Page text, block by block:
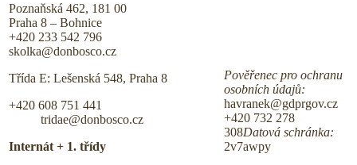
Poznaňská 462, 181 00
Praha 8 – Bohnice
+420 233 542 796
skolka@donbosco.cz
Třída E: Lešenská 548, Praha 8
+420 608 751 441
tridae@donbosco.cz
Internát + 1. třídy
Pověřenec pro ochranu
osobních údajů:
havranek@gdprgov.cz
+420 732 278
308Datová schránka:
2v7awpy